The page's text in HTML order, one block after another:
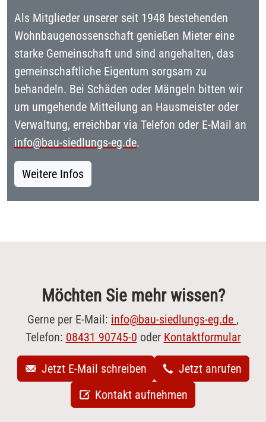
Als Mitglieder unserer seit 1948 bestehenden
Wohnbaugenossenschaft genießen Mieter eine
starke Gemeinschaft und sind angehalten, das
gemeinschaftliche Eigentum sorgsam zu
behandeln. Bei Schäden oder Mängeln bitten wir
um umgehende Mitteilung an Hausmeister oder
Verwaltung, erreichbar via Telefon oder E-Mail an
info@bau-siedlungs-eg.de.
Weitere Infos
Möchten Sie mehr wissen?
Gerne per E-Mail: info@bau-siedlungs-eg.de ,
Telefon: 08431 90745-0 oder Kontaktformular
Jetzt E-Mail schreiben
Jetzt anrufen
Kontakt aufnehmen